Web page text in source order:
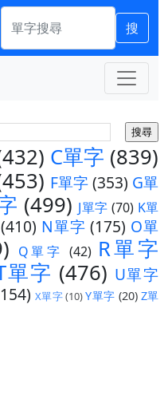
搜
C單字 (839)
F單字(353) G單
(499) J單字 (70) K單
(410) N單字 (175) O單
Q單字 (42) R單字
單字 (476) U單字
X單字(10)Y單字 (20) Z單